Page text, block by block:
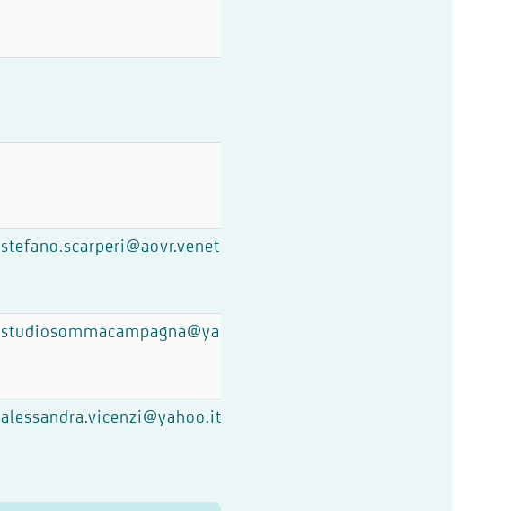
stefano.scarperi@aovr.veneto.it
studiosommacampagna@yahoo.com
alessandra.vicenzi@yahoo.it